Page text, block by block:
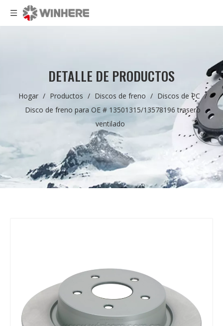
DETALLE DE PRODUCTOS
Hogar / Productos / Discos de freno / Discos de PC /
Disco de freno para OE # 13501315/13578196 trasero
ventilado